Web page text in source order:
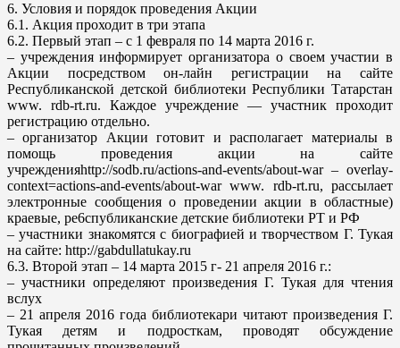
6. Условия и порядок проведения Акции
6.1. Акция проходит в три этапа
6.2. Первый этап – с 1 февраля по 14 марта 2016 г.
– учреждения информирует организатора о своем участии в
Акции посредством он-лайн регистрации на сайте
Республиканской детской библиотеки Республики Татарстан
www. rdb-rt.ru. Каждое учреждение — участник проходит
регистрацию отдельно.
– организатор Акции готовит и располагает материалы в
помощь проведения акции на сайте
учрежденияhttp://sodb.ru/actions-and-events/about-war – overlay-
context=actions-and-events/about-war www. rdb-rt.ru, рассылает
электронные сообщения о проведении акции в областные)
краевые, ре6спубликанские детские библиотеки РТ и РФ
– участники знакомятся с биографией и творчеством Г. Тукая
на сайте: http://gabdullatukay.ru
6.3. Второй этап – 14 марта 2015 г- 21 апреля 2016 г.:
– участники определяют произведения Г. Тукая для чтения
вслух
– 21 апреля 2016 года библиотекари читают произведения Г.
Тукая детям и подросткам, проводят обсуждение